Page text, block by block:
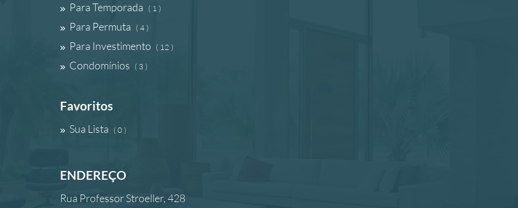
Para Temporada ( 1 )
Para Permuta ( 4 )
Para Investimento ( 12 )
Condomínios ( 3 )
Favoritos
Sua Lista ( 0 )
ENDEREÇO
Rua Professor Stroeller, 428